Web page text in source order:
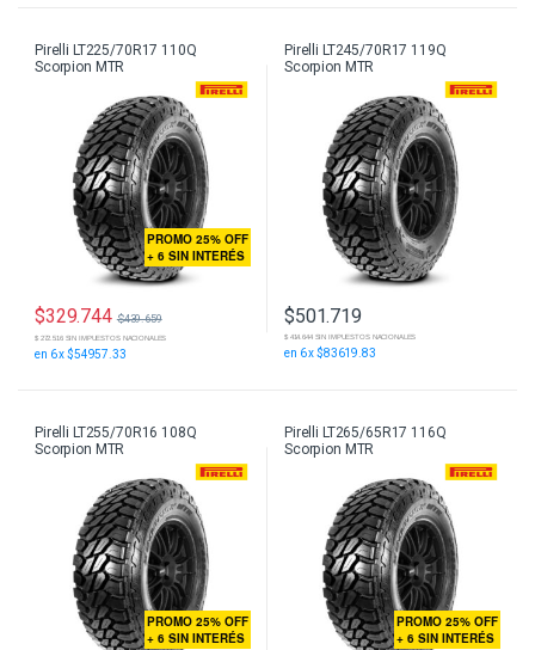
Pirelli LT225/70R17 110Q
Scorpion MTR
PROMO 25% OFF
+ 6 SIN INTERÉS
$329.744 $439.659
$ 272.516 SIN IMPUESTOS NACIONALES
en 6 x $54957.33
Pirelli LT245/70R17 119Q
Scorpion MTR
$501.719
$ 414.644 SIN IMPUESTOS NACIONALES
en 6 x $83619.83
Pirelli LT255/70R16 108Q
Scorpion MTR
PROMO 25% OFF
+ 6 SIN INTERÉS
Pirelli LT265/65R17 116Q
Scorpion MTR
PROMO 25% OFF
+ 6 SIN INTERÉS